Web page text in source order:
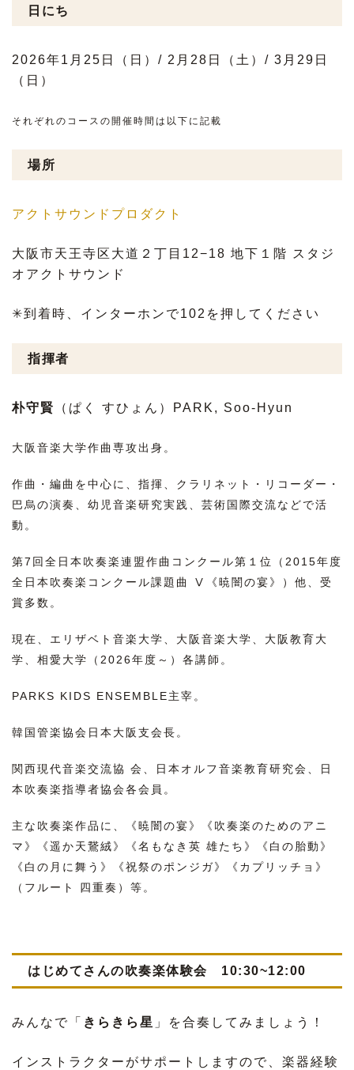
日にち
2026年1月25日（日）/ 2月28日（土）/ 3月29日
（日）
それぞれのコースの開催時間は以下に記載
場所
アクトサウンドプロダクト
大阪市天王寺区大道２丁目12−18 地下１階 スタジ
オアクトサウンド
✳︎到着時、インターホンで102を押してください
指揮者
朴守賢 （ぱく すひ ょん）PARK, Soo-Hyun
大阪音楽大学作曲専攻出身。
作曲・編曲を中心に、指揮、クラリネット・リコーダー・
巴烏の演奏、幼児音楽研究実践、芸術国際交流などで活
動。
第7回全日本吹奏楽連盟作曲コンクール第１位（2015年度
全日本吹奏楽コンクール課題曲 Ⅴ《暁闇の宴》）他、受
賞多数。
現在、エリザベト音楽大学、大阪音楽大学、大阪教育大
学、相愛大学（2026年度～）各講師。
PARKS KIDS ENSEMBLE主宰。
韓国管楽協会日本大阪支会長。
関西現代音楽交流協 会、日本オルフ音楽教育研究会、日
本吹奏楽指導者協会各会員。
主な吹奏楽作品に、《暁闇の宴》《吹奏楽のためのアニ
マ》《遥か天鵞絨》《名もなき英 雄たち》《白の胎動》
《白の月に舞う》《祝祭のポンジガ》《カプリッチョ》
（フルート 四重奏）等。
はじめてさんの吹奏楽体験会 10:30~12:00
みんなで「 きらきら星 」を合奏してみましょう！
インストラクターがサポートしますので、楽器経験